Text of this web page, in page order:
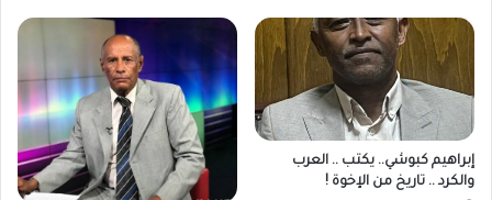
إبراهيم كبوشي.. يكتب .. العرب
والكرد .. تاريخ من الإخوة !